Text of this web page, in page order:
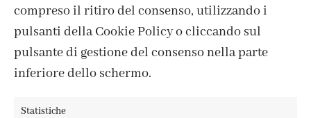
compreso il ritiro del consenso, utilizzando i
pulsanti della Cookie Policy o cliccando sul
pulsante di gestione del consenso nella parte
inferiore dello schermo.
Statistiche